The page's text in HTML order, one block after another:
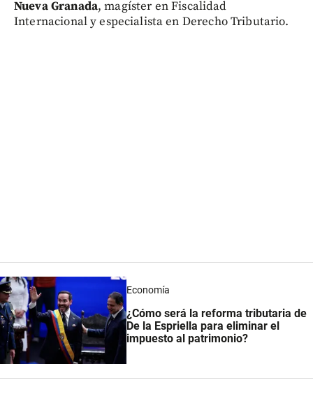
Nueva Granada, magíster en Fiscalidad
Internacional y especialista en Derecho Tributario.
Economía
¿Cómo será la reforma tributaria de
De la Espriella para eliminar el
impuesto al patrimonio?